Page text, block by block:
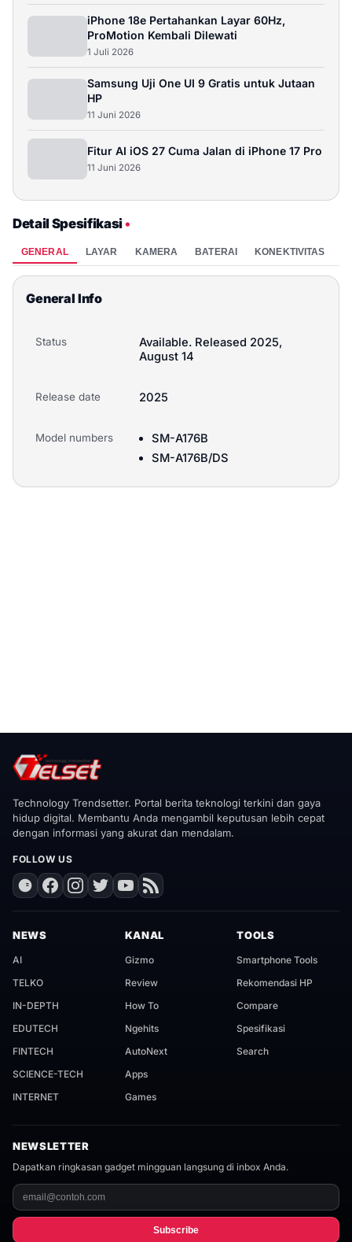
8GB / 256GB Rp 3.699.000
Samsung Galaxy A17
8GB / 256GB Rp 3.999.000
Beli
8GB / 256GB Rp 3.999.000
Beli
Samsung Galaxy A17 5G
Beli
Samsung Galaxy A17 5G 8/256GB - Gray
Beli
iPhone 18e Pertahankan Layar 60Hz,
ProMotion Kembali Dilewati
1 Juli 2026
Samsung Uji One UI 9 Gratis untuk Jutaan
HP
11 Juni 2026
Fitur AI iOS 27 Cuma Jalan di iPhone 17 Pro
11 Juni 2026
Detail Spesifikasi•
GENERAL LAYAR KAMERA BATERAI KONEKTIVITAS
General Info
Status
Available. Released 2025,
August 14
Release date 2025
Model numbers
SM-A176B
SM-A176B/DS
Technology Trendsetter. Portal berita teknologi terkini dan gaya
hidup digital. Membantu Anda mengambil keputusan lebih cepat
dengan informasi yang akurat dan mendalam.
FOLLOW US
NEWS
AI
TELKO
IN-DEPTH
EDUTECH
FINTECH
SCIENCE-TECH
INTERNET
KANAL
Gizmo
Review
How To
Ngehits
AutoNext
Apps
Games
TOOLS
Smartphone Tools
Rekomendasi HP
Compare
Spesifikasi
Search
NEWSLETTER
Dapatkan ringkasan gadget mingguan langsung di inbox Anda.
Subscribe